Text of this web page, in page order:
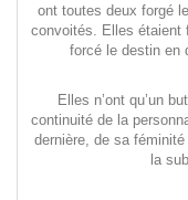
ont toutes deux forgé
convoités. Elles étaient
forcé le destin en
Elles n’ont qu’un
continuité de la
dernière, de sa
la